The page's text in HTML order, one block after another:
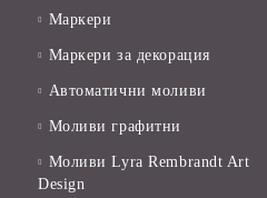
Маркери
Маркери за декорация
Автоматични моливи
Моливи графитни
Моливи Lyra Rembrandt Art
Design